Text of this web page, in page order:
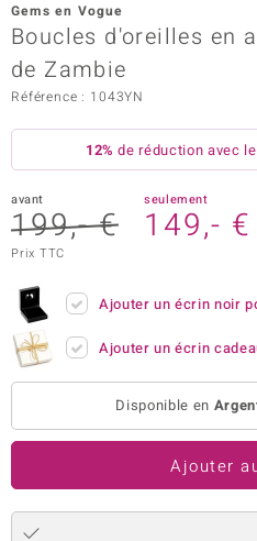
Paraíso
Collection
Gems en Vogue
Boucles d'oreilles en
de Zambie
Référence : 1043YN
12% de réduction avec
avant
199,- €
seulement
149,- €
Prix TTC
Ajouter un écrin noir
Ajouter un écrin
Disponible en
Ajouter